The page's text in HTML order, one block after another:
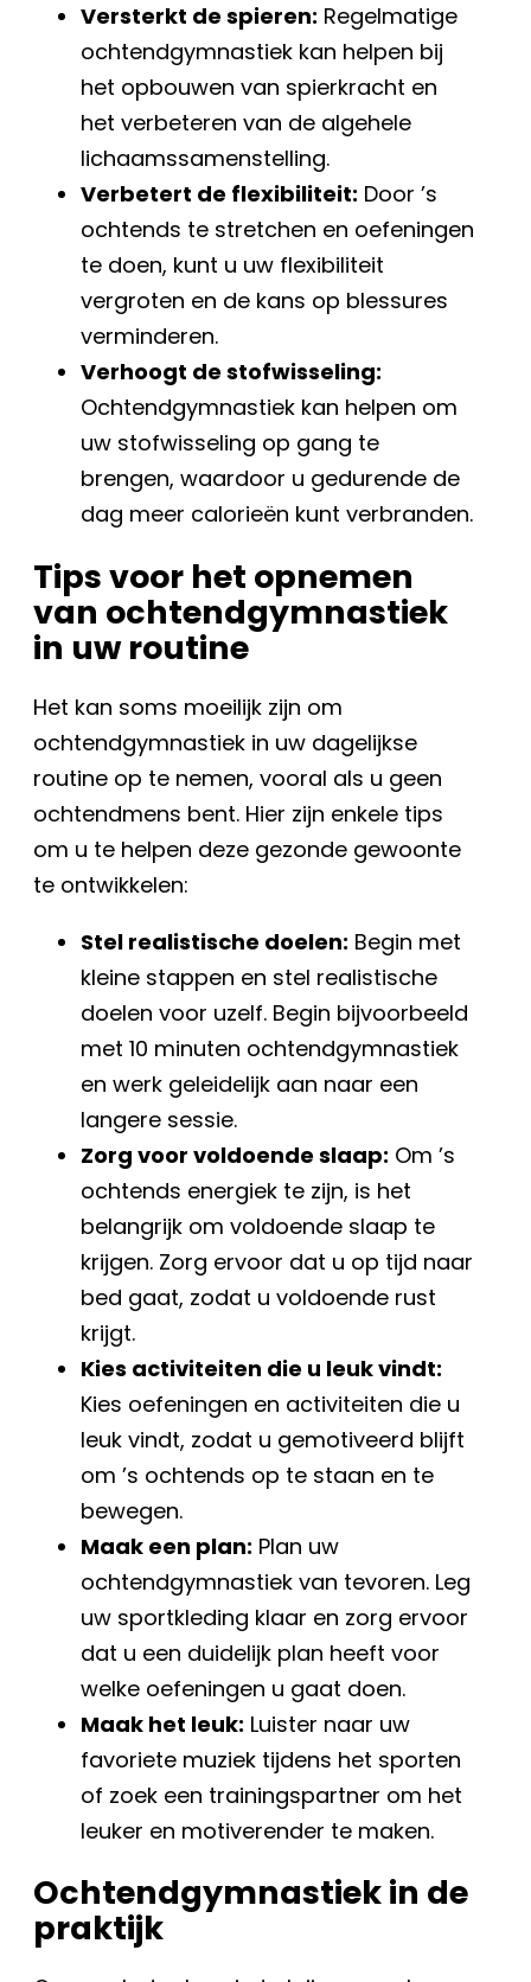
Versterkt de spieren: Regelmatige
ochtendgymnastiek kan helpen bij
het opbouwen van spierkracht en
het verbeteren van de algehele
lichaamssamenstelling.
Verbetert de flexibiliteit: Door ’s
ochtends te stretchen en oefeningen
te doen, kunt u uw flexibiliteit
vergroten en de kans op blessures
verminderen.
Verhoogt de stofwisseling:
Ochtendgymnastiek kan helpen om
uw stofwisseling op gang te
brengen, waardoor u gedurende de
dag meer calorieën kunt verbranden.
Tips voor het opnemen
van ochtendgymnastiek
in uw routine
Het kan soms moeilijk zijn om
ochtendgymnastiek in uw dagelijkse
routine op te nemen, vooral als u geen
ochtendmens bent. Hier zijn enkele tips
om u te helpen deze gezonde gewoonte
te ontwikkelen:
Stel realistische doelen: Begin met
kleine stappen en stel realistische
doelen voor uzelf. Begin bijvoorbeeld
met 10 minuten ochtendgymnastiek
en werk geleidelijk aan naar een
langere sessie.
Zorg voor voldoende slaap: Om ’s
ochtends energiek te zijn, is het
belangrijk om voldoende slaap te
krijgen. Zorg ervoor dat u op tijd naar
bed gaat, zodat u voldoende rust
krijgt.
Kies activiteiten die u leuk vindt:
Kies oefeningen en activiteiten die u
leuk vindt, zodat u gemotiveerd blijft
om ’s ochtends op te staan en te
bewegen.
Maak een plan: Plan uw
ochtendgymnastiek van tevoren. Leg
uw sportkleding klaar en zorg ervoor
dat u een duidelijk plan heeft voor
welke oefeningen u gaat doen.
Maak het leuk: Luister naar uw
favoriete muziek tijdens het sporten
of zoek een trainingspartner om het
leuker en motiverender te maken.
Ochtendgymnastiek in de
praktijk